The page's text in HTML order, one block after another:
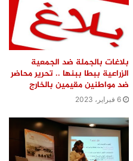
بلاغات بالجملة ضد الجمعية
الزراعية ببطا ببنها .. تحرير محاضر
ضد مواطنين مقيمين بالخارج
6 فبراير، 2023